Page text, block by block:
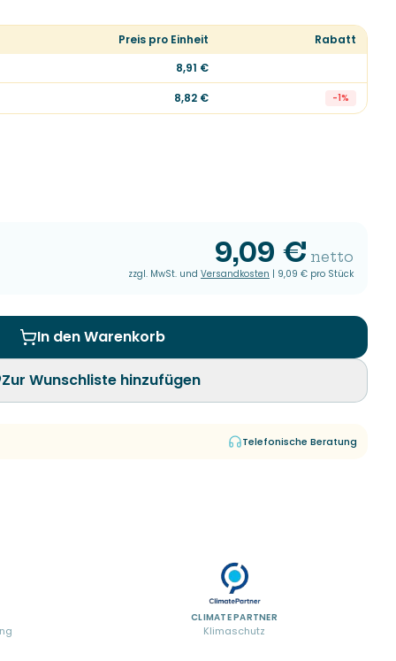
Preis pro Einheit
Rabatt
8,91 €
8,82 € -1%
9,09 € netto
zzgl. MwSt. und Versandkosten | 9,09 € pro Stück
In den Warenkorb
Zur Wunschliste hinzufügen
Telefonische Beratung
CLIMATE PARTNER
Klimaschutz